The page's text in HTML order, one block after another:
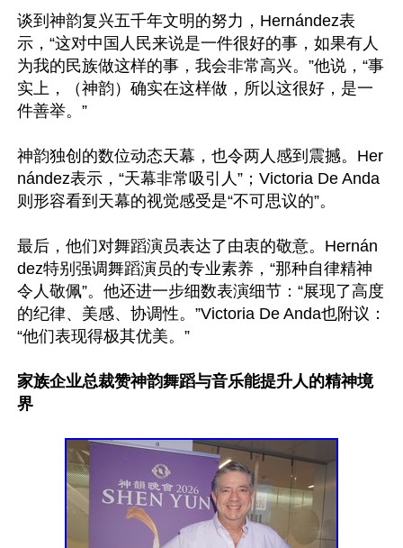
谈到神韵复兴五千年文明的努力，Hernández表
示，“这对中国人民来说是一件很好的事，如果有人
为我的民族做这样的事，我会非常高兴。”他说，“事
实上，（神韵）确实在这样做，所以这很好，是一
件善举。”
神韵独创的数位动态天幕，也令两人感到震撼。Her
nández表示，“天幕非常吸引人”；Victoria De Anda
则形容看到天幕的视觉感受是“不可思议的”。
最后，他们对舞蹈演员表达了由衷的敬意。Hernán
dez特别强调舞蹈演员的专业素养，“那种自律精神
令人敬佩”。他还进一步细数表演细节：“展现了高度
的纪律、美感、协调性。”Victoria De Anda也附议：
“他们表现得极其优美。”
家族企业总裁赞神韵舞蹈与音乐能提升人的精神境
界